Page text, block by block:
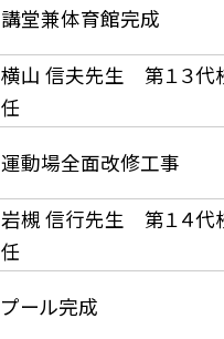
講堂兼体育館完成
横山 信夫先生 第１３代
任
運動場全面改修工事
岩槻 信行先生 第１４代
任
プール完成